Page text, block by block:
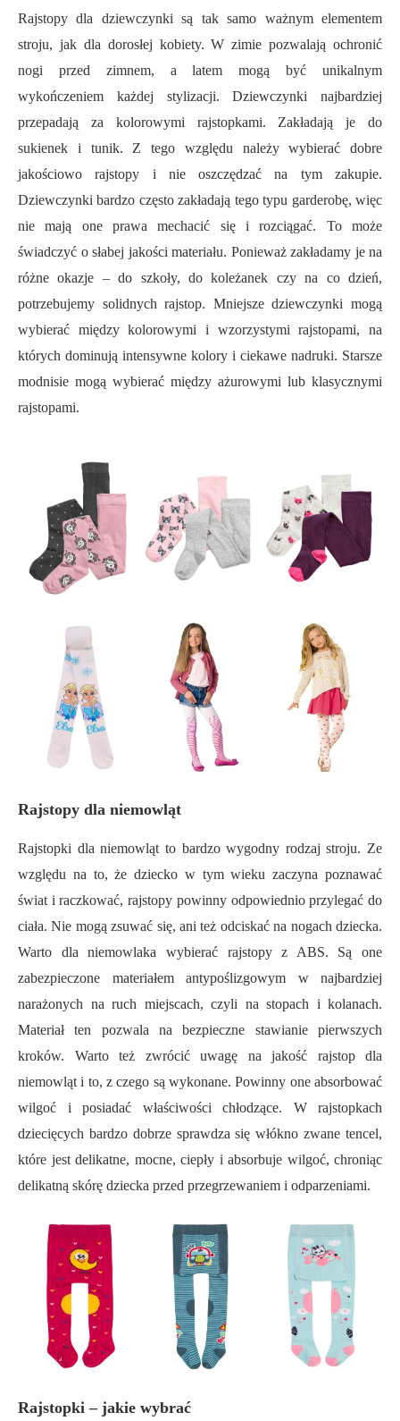
Rajstopy dla dziewczynki są tak samo ważnym elementem
stroju, jak dla dorosłej kobiety. W zimie pozwalają ochronić
nogi przed zimnem, a latem mogą być unikalnym
wykończeniem każdej stylizacji. Dziewczynki najbardziej
przepadają za kolorowymi rajstopkami. Zakładają je do
sukienek i tunik. Z tego względu należy wybierać dobre
jakościowo rajstopy i nie oszczędzać na tym zakupie.
Dziewczynki bardzo często zakładają tego typu garderobę, więc
nie mają one prawa mechacić się i rozciągać. To może
świadczyć o słabej jakości materiału. Ponieważ zakładamy je na
różne okazje – do szkoły, do koleżanek czy na co dzień,
potrzebujemy solidnych rajstop. Mniejsze dziewczynki mogą
wybierać między kolorowymi i wzorzystymi rajstopami, na
których dominują intensywne kolory i ciekawe nadruki. Starsze
modnisie mogą wybierać między ażurowymi lub klasycznymi
rajstopami.
Rajstopy dla niemowląt
Rajstopki dla niemowląt to bardzo wygodny rodzaj stroju. Ze
względu na to, że dziecko w tym wieku zaczyna poznawać
świat i raczkować, rajstopy powinny odpowiednio przylegać do
ciała. Nie mogą zsuwać się, ani też odciskać na nogach dziecka.
Warto dla niemowlaka wybierać rajstopy z ABS. Są one
zabezpieczone materiałem antypoślizgowym w najbardziej
narażonych na ruch miejscach, czyli na stopach i kolanach.
Materiał ten pozwala na bezpieczne stawianie pierwszych
kroków. Warto też zwrócić uwagę na jakość rajstop dla
niemowląt i to, z czego są wykonane. Powinny one absorbować
wilgoć i posiadać właściwości chłodzące. W rajstopkach
dziecięcych bardzo dobrze sprawdza się włókno zwane tencel,
które jest delikatne, mocne, ciepły i absorbuje wilgoć, chroniąc
delikatną skórę dziecka przed przegrzewaniem i odparzeniami.
Rajstopki – jakie wybrać